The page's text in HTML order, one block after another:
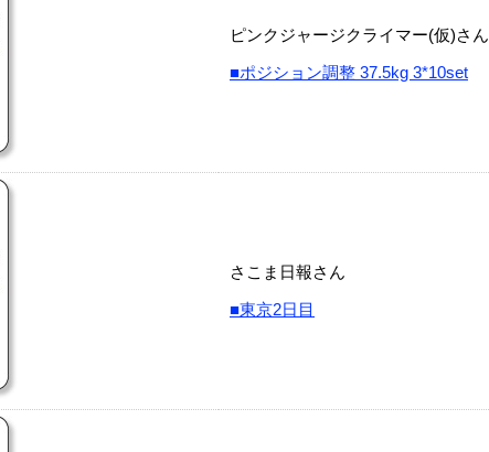
ピンクジャージクライマー(仮)さん
■ポジション調整 37.5kg 3*10set
さこま日報さん
■東京2日目